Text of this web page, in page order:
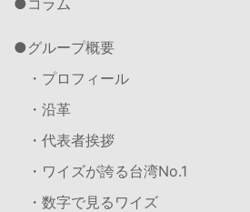
グループ概要
・プロフィール
・沿革
・代表者挨拶
・ワイズが誇る台湾No.1
・数字で見るワイズ